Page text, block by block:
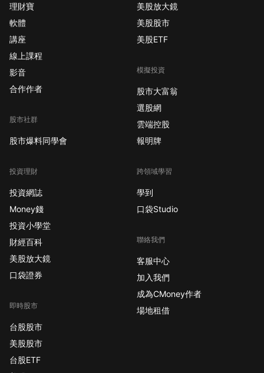
理財寶
軟體
講座
線上課程
影音
合作作者
股市社群
股市爆料同學會
投資理財
投資網誌
Money錢
投資小學堂
財經百科
美股放大鏡
口袋證券
即時股市
台股股市
美股股市
台股ETF
美股放大鏡
美股股市
美股ETF
模擬投資
股市大富翁
選股網
雲端控股
報明牌
跨領域學習
學到
口袋Studio
聯絡我們
客服中心
加入我們
成為CMoney作者
場地租借